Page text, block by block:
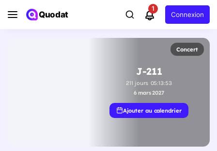
Quodat
1
Connexion
Concert
J-211
211 jours 05:13:52
6 mars 2027
Ajouter au calendrier